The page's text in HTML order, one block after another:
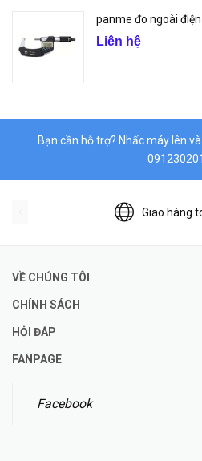
panme đo ngoài
Liên hệ
Bạn cần hỗ trợ? Nhấc máy lên
Giao hàng
VỀ CHÚNG TÔI
CHÍNH SÁCH
HỎI ĐÁP
FANPAGE
Facebook